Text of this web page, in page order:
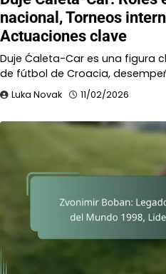
nacional, Torneos
Actuaciones clave
Duje Ćaleta-Car es una figura
de fútbol de Croacia,
Luka Novak 11/02/2026